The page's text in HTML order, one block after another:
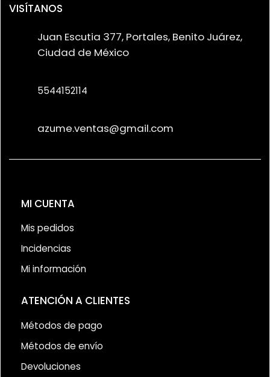
VISÍTANOS
Juan Escutia 377, Portales, Benito Juárez,
Ciudad de México
5544152114
azume.ventas@gmail.com
MI CUENTA
Mis pedidos
Incidencias
Mi información
ATENCIÓN A CLIENTES
Métodos de pago
Métodos de envío
Devoluciones